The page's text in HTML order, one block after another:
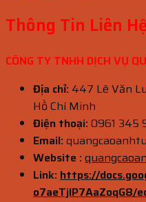
Thông Tin Liên
CÔNG TY TNHH DỊCH VỤ
Địa chỉ: 447 Lê Văn
Hồ Chí Minh
Điện thoại:0961 345
Email:
Website :
Link:https://
o7aeTjlP7AaZoqG8/